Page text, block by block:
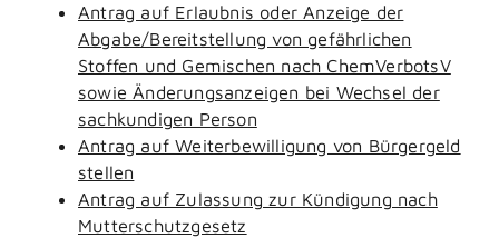
Antrag auf Erlaubnis oder Anzeige der
Abgabe/Bereitstellung von gefährlichen
Stoffen und Gemischen nach ChemVerbotsV
sowie Änderungsanzeigen bei Wechsel der
sachkundigen Person
Antrag auf Weiterbewilligung von Bürgergeld
stellen
Antrag auf Zulassung zur Kündigung nach
Mutterschutzgesetz